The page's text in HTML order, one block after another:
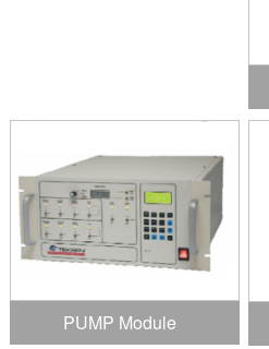
PUMP Module